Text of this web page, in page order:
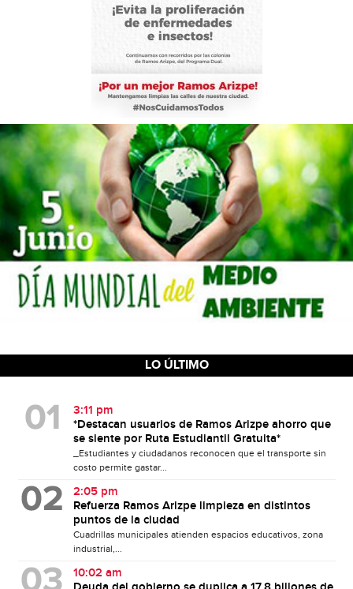
LO ÚLTIMO
3:11 pm
*Destacan usuarios de Ramos Arizpe ahorro que
se siente por Ruta Estudiantil Gratuita*
_Estudiantes y ciudadanos reconocen que el transporte sin
costo permite gastar...
2:05 pm
Refuerza Ramos Arizpe limpieza en distintos
puntos de la ciudad
Cuadrillas municipales atienden espacios educativos, zona
industrial,...
10:02 am